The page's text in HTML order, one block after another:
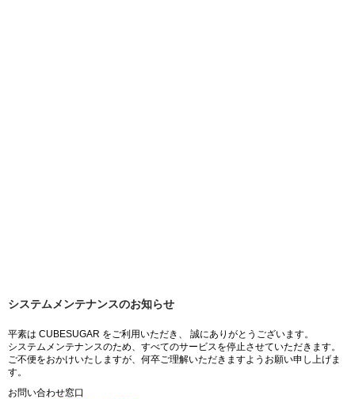
システムメンテナンスのお知らせ
平素は CUBESUGAR をご利用いただき、 誠にありがとうございます。
システムメンテナンスのため、すべてのサービスを停止させていただきます。
ご不便をおかけいたしますが、何卒ご理解いただきますようお願い申し上げま
す。
お問い合わせ窓口